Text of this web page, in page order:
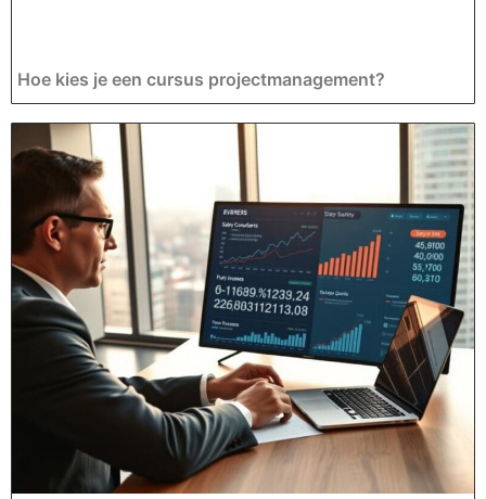
Hoe kies je een cursus projectmanagement?